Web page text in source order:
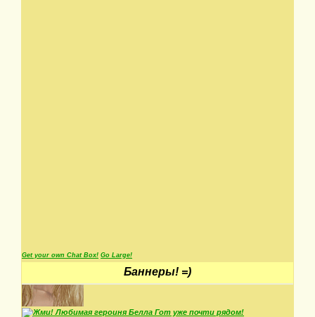
Get your own Chat Box! Go Large!
Баннеры! =)